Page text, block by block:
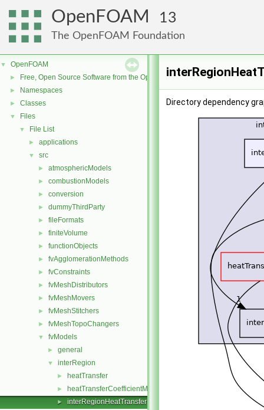
OpenFOAM 13
The OpenFOAM Foundation
▼ OpenFOAM
► Free, Open Source Software from the OpenFOAM Foundation
► Namespaces
► Classes
▼ Files
▼ File List
► applications
▼ src
► atmosphericModels
► combustionModels
► conversion
► dummyThirdParty
► fileFormats
► finiteVolume
► functionObjects
► fvAgglomerationMethods
► fvConstraints
► fvMeshDistributors
► fvMeshMovers
► fvMeshStitchers
► fvMeshTopoChangers
▼ fvModels
► general
▼ interRegion
► heatTransfer
► heatTransferCoefficientModels
► interRegionHeatTransfer
Directory dependency